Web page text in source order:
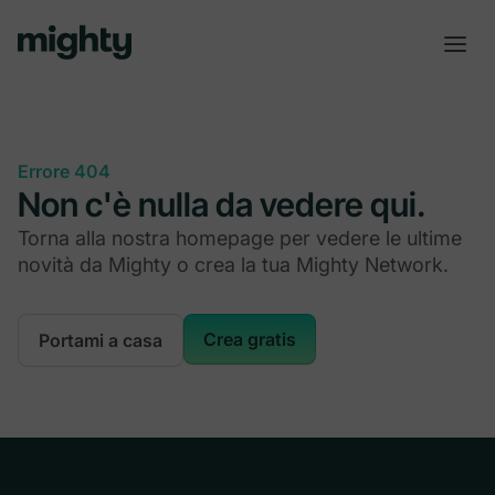
Errore 404
Non c'è nulla da vedere qui.
Torna alla nostra homepage per vedere le ultime
novità da Mighty o crea la tua Mighty Network.
Portami a casa Crea gratis